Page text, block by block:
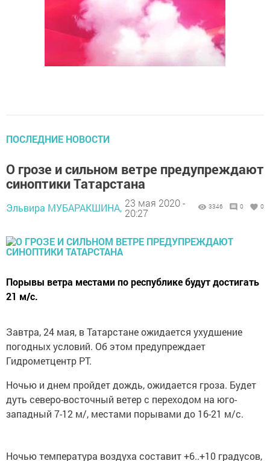
ПОСЛЕДНИЕ НОВОСТИ
О грозе и сильном ветре предупреждают
синоптики Татарстана
Эльвира МУБАРАКШИНА, 23 мая 2020 -
20:27
3346 0 0
Порывы ветра местами по республике будут достигать
21 м/с.
Завтра, 24 мая, в Татарстане ожидается ухудшение
погодных условий. Об этом предупреждает
Гидрометцентр РТ.
Ночью и днем пройдет дождь, ожидается гроза. Будет
дуть северо-восточный ветер с переходом на юго-
западный 7-12 м/, местами порывами до 16-21 м/с.
Ночью температура воздуха составит +6..+10 градусов,